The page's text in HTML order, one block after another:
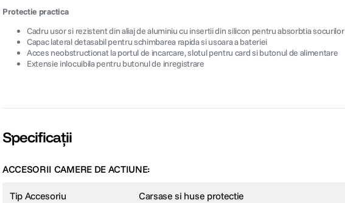
Protectie practica
Cadru usor si rezistent din aliaj de aluminiu cu insertii din silicon pentru absorbtia socurilor
Capac lateral detasabil pentru schimbarea rapida si usoara a bateriei
Acces neobstructionat la portul de incarcare, slotul pentru card si butonul de alimentare
Extensie inlocuibila pentru butonul de inregistrare
Specificații
ACCESORII CAMERE DE ACTIUNE:
Tip Accesoriu Carsase si huse protectie